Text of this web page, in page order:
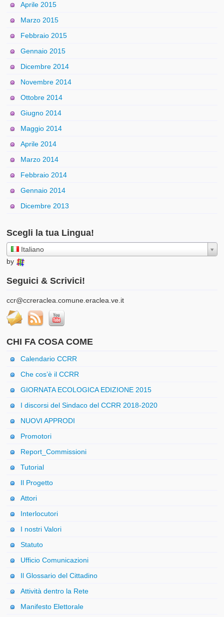
Aprile 2015
Marzo 2015
Febbraio 2015
Gennaio 2015
Dicembre 2014
Novembre 2014
Ottobre 2014
Giugno 2014
Maggio 2014
Aprile 2014
Marzo 2014
Febbraio 2014
Gennaio 2014
Dicembre 2013
Scegli la tua Lingua!
Italiano
by
Seguici & Scrivici!
ccr@ccreraclea.comune.eraclea.ve.it
CHI FA COSA COME
Calendario CCRR
Che cos’è il CCRR
GIORNATA ECOLOGICA EDIZIONE 2015
I discorsi del Sindaco del CCRR 2018-2020
NUOVI APPRODI
Promotori
Report_Commissioni
Tutorial
Il Progetto
Attori
Interlocutori
I nostri Valori
Statuto
Ufficio Comunicazioni
Il Glossario del Cittadino
Attività dentro la Rete
Manifesto Elettorale